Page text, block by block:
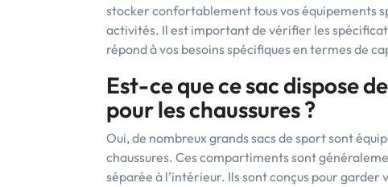
stocker confortablement tous vos équipements
activités. Il est important de vérifier les
répond à vos besoins spécifiques en termes de
Est-ce que ce sac dispose
pour les chaussures ?
Oui, de nombreux grands sacs de sport sont
chaussures. Ces compartiments sont
séparée à l’intérieur. Ils sont conçus pour garder